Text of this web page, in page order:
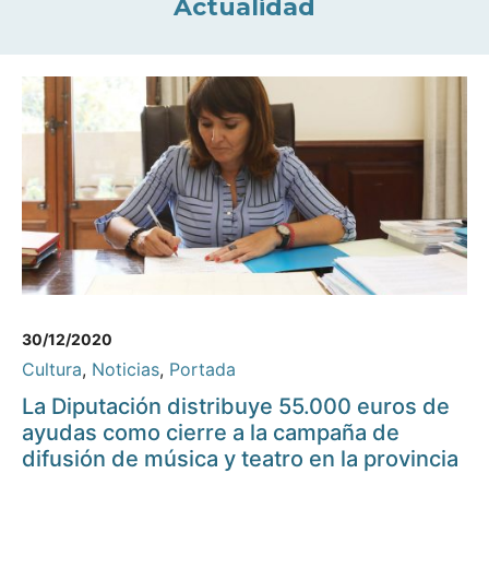
Actualidad
30/12/2020
Cultura, Noticias, Portada
La Diputación distribuye 55.000 euros de
ayudas como cierre a la campaña de
difusión de música y teatro en la provincia